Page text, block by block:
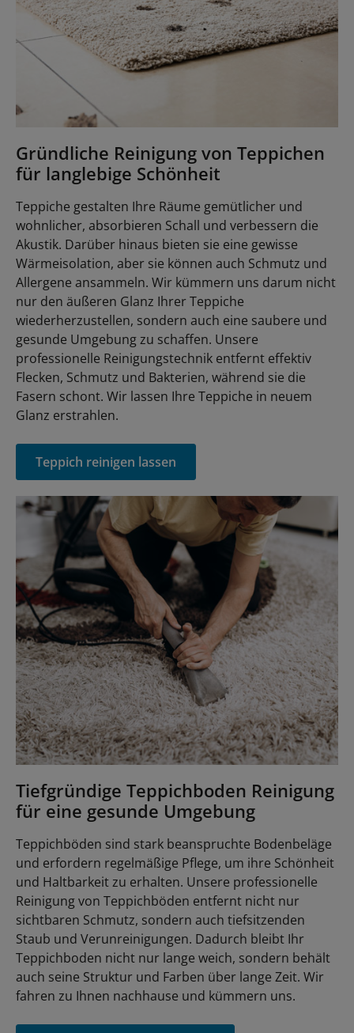
Gründliche Reinigung von Teppichen
für langlebige Schönheit
Teppiche gestalten Ihre Räume gemütlicher und
wohnlicher, absorbieren Schall und verbessern die
Akustik. Darüber hinaus bieten sie eine gewisse
Wärmeisolation, aber sie können auch Schmutz und
Allergene ansammeln. Wir kümmern uns darum nicht
nur den äußeren Glanz Ihrer Teppiche
wiederherzustellen, sondern auch eine saubere und
gesunde Umgebung zu schaffen. Unsere
professionelle Reinigungstechnik entfernt effektiv
Flecken, Schmutz und Bakterien, während sie die
Fasern schont. Wir lassen Ihre Teppiche in neuem
Glanz erstrahlen.
Teppich reinigen lassen
Tiefgründige Teppichboden Reinigung
für eine gesunde Umgebung
Teppichböden sind stark beanspruchte Bodenbeläge
und erfordern regelmäßige Pflege, um ihre Schönheit
und Haltbarkeit zu erhalten. Unsere professionelle
Reinigung von Teppichböden entfernt nicht nur
sichtbaren Schmutz, sondern auch tiefsitzenden
Staub und Verunreinigungen. Dadurch bleibt Ihr
Teppichboden nicht nur lange weich, sondern behält
auch seine Struktur und Farben über lange Zeit. Wir
fahren zu Ihnen nachhause und kümmern uns.